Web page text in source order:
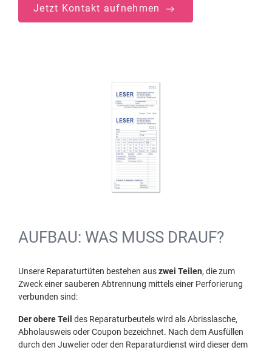
Jetzt Kontakt aufnehmen
AUFBAU: WAS MUSS DRAUF?
Unsere Reparaturtüten bestehen auszwei Teilen, die zum
Zweck einer sauberen Abtrennung mittels einer Perforierung
verbunden sind:
Der obere Teil des Reparaturbeutels wird als Abrisslasche,
Abholausweis oder Coupon bezeichnet. Nach dem Ausfüllen
durch den Juwelier oder den Reparaturdienst wird dieser dem